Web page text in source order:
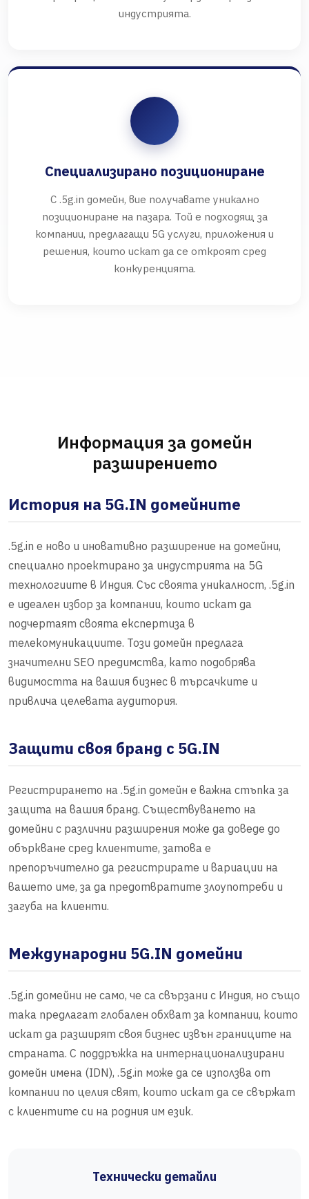
индустрията.
Специализирано позициониране
С .5g.in домейн, вие получавате уникално
позициониране на пазара. Той е подходящ за
компании, предлагащи 5G услуги, приложения и
решения, които искат да се откроят сред
конкуренцията.
Информация за домейн
разширението
История на 5G.IN домейните
.5g.in е ново и иновативно разширение на домейни,
специално проектирано за индустрията на 5G
технологиите в Индия. Със своята уникалност, .5g.in
е идеален избор за компании, които искат да
подчертаят своята експертиза в
телекомуникациите. Този домейн предлага
значителни SEO предимства, като подобрява
видимостта на вашия бизнес в търсачките и
привлича целевата аудитория.
Защити своя бранд с 5G.IN
Регистрирането на .5g.in домейн е важна стъпка за
защита на вашия бранд. Съществуването на
домейни с различни разширения може да доведе до
объркване сред клиентите, затова е
препоръчително да регистрирате и вариации на
вашето име, за да предотвратите злоупотреби и
загуба на клиенти.
Международни 5G.IN домейни
.5g.in домейни не само, че са свързани с Индия, но също
така предлагат глобален обхват за компании, които
искат да разширят своя бизнес извън границите на
страната. С поддръжка на интернационализирани
домейн имена (IDN), .5g.in може да се използва от
компании по целия свят, които искат да се свържат
с клиентите си на родния им език.
Технически детайли